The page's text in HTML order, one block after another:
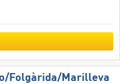
​Folgàrida/​Marilleva